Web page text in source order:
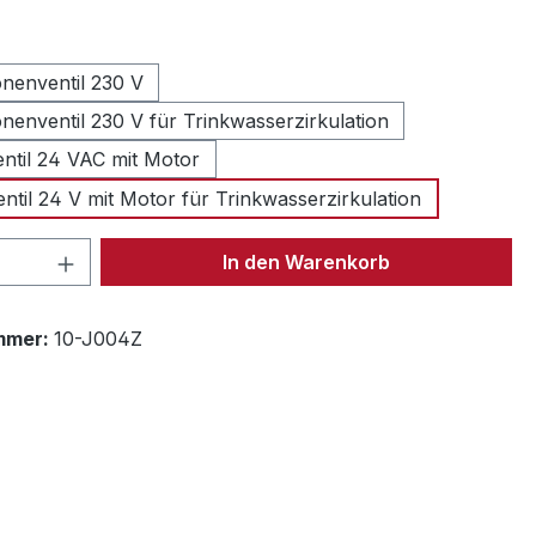
3 Wege Zonenventil 230 V
230 V für Trinkwasserzirkulation
24 VAC mit Motor
24 V mit Motor für Trinkwasserzirkulation
Anzahl: Gib den gewünschten Wert
In den Warenkorb
10-J004Z